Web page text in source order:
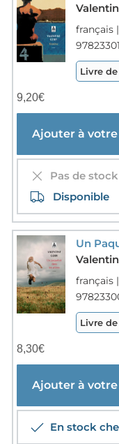
français
Livre
9,20€
Ajouter à
Pas de
Disponible
Un
français
Livre
8,30€
Ajouter à
En stock